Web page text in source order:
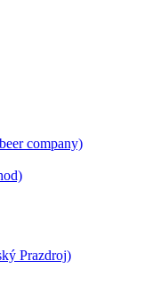
company)
Prazdroj)